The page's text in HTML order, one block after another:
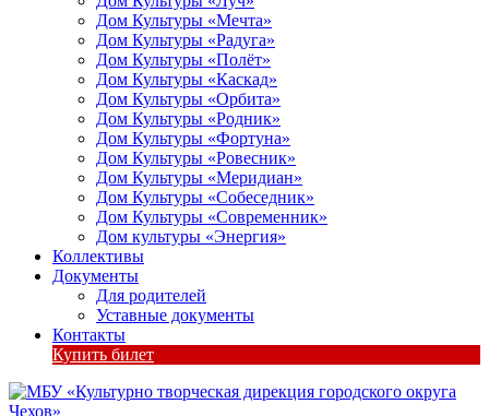
Дом Культуры «Мечта»
Дом Культуры «Радуга»
Дом Культуры «Полёт»
Дом Культуры «Каскад»
Дом Культуры «Орбита»
Дом Культуры «Родник»
Дом Культуры «Фортуна»
Дом Культуры «Ровесник»
Дом Культуры «Меридиан»
Дом Культуры «Собеседник»
Дом Культуры «Современник»
Дом культуры «Энергия»
Коллективы
Документы
Для родителей
Уставные документы
Контакты
Купить билет